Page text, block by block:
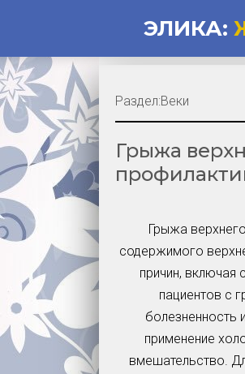
ЭЛИКА:
Грыжа
Грыжа
содержимого
причин, включая
пациентов с
болезненность
применение
вмешательство.
Раздел:Веки